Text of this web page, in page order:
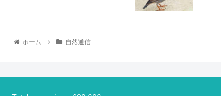
ホーム 自然通信